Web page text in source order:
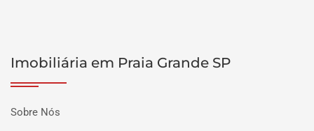
Imobiliária em Praia Grande SP
Sobre Nós